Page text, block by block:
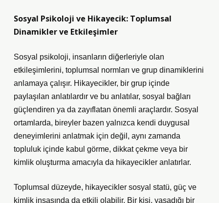
Sosyal Psikoloji ve Hikayecik: Toplumsal
Dinamikler ve Etkileşimler
Sosyal psikoloji, insanların diğerleriyle olan
etkileşimlerini, toplumsal normları ve grup dinamiklerini
anlamaya çalışır. Hikayecikler, bir grup içinde
paylaşılan anlatılardır ve bu anlatılar, sosyal bağları
güçlendiren ya da zayıflatan önemli araçlardır. Sosyal
ortamlarda, bireyler bazen yalnızca kendi duygusal
deneyimlerini anlatmak için değil, aynı zamanda
topluluk içinde kabul görme, dikkat çekme veya bir
kimlik oluşturma amacıyla da hikayecikler anlatırlar.
Toplumsal düzeyde, hikayecikler sosyal statü, güç ve
kimlik inşasında da etkili olabilir. Bir kişi, yaşadığı bir